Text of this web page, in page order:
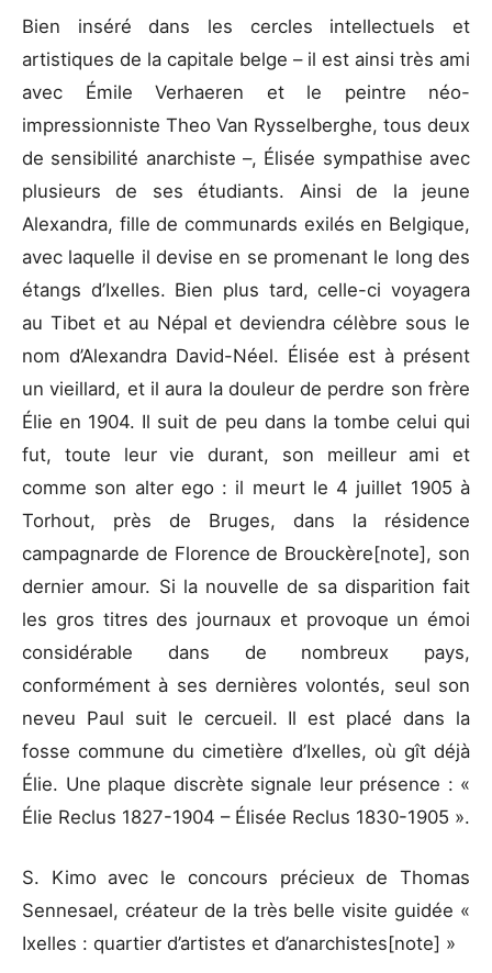
Bien inséré dans les cercles intellectuels et
artistiques de la capitale belge – il est ainsi très ami
avec Émile Verhaeren et le peintre néo-
impressionniste Theo Van Rysselberghe, tous deux
de sensibilité anarchiste –, Élisée sympathise avec
plusieurs de ses étudiants. Ainsi de la jeune
Alexandra, fille de communards exilés en Belgique,
avec laquelle il devise en se promenant le long des
étangs d’Ixelles. Bien plus tard, celle-ci voyagera
au Tibet et au Népal et deviendra célèbre sous le
nom d’Alexandra David-Néel. Élisée est à présent
un vieillard, et il aura la douleur de perdre son frère
Élie en 1904. Il suit de peu dans la tombe celui qui
fut, toute leur vie durant, son meilleur ami et
comme son alter ego : il meurt le 4 juillet 1905 à
Torhout, près de Bruges, dans la résidence
campagnarde de Florence de Brouckère[note], son
dernier amour. Si la nouvelle de sa disparition fait
les gros titres des journaux et provoque un émoi
considérable dans de nombreux pays,
conformément à ses dernières volontés, seul son
neveu Paul suit le cercueil. Il est placé dans la
fosse commune du cimetière d’Ixelles, où gît déjà
Élie. Une plaque discrète signale leur présence : «
Élie Reclus 1827-1904 – Élisée Reclus 1830-1905 ».
S. Kimo avec le concours précieux de Thomas
Sennesael, créateur de la très belle visite guidée «
Ixelles : quartier d’artistes et d’anarchistes[note] »